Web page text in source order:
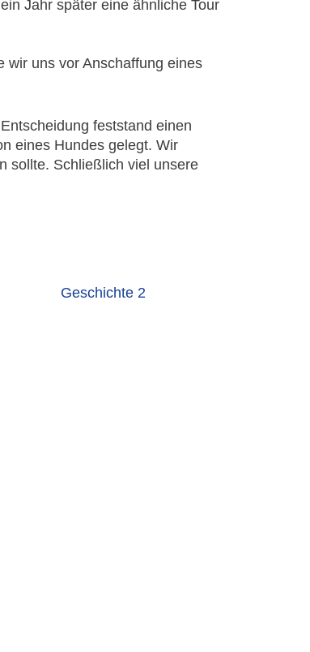
Jahr später eine ähnliche Tour
wir uns vor Anschaffung eines
feststand einen
eines Hundes gelegt. Wir
sollte. Schließlich viel unsere